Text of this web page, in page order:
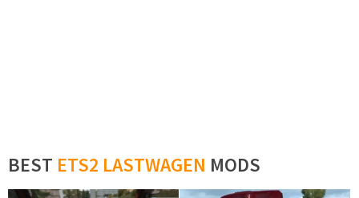
BEST ETS2 LASTWAGEN MODS